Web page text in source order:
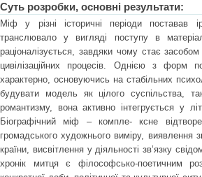
Суть розробки, основні результати:
Міф у різні історичні періоди поставав
транслювало у вигляді поступу в
раціоналізується, завдяки чому стає
цивілізаційних процесів. Однією з форм
характерно, основуючись на стабільних
будувати модель як цілого суспільства,
романтизму, вона активно інтегрується у
Біографічний міф – компле- ксне
громадського художнього виміру, виявлення
країни, висвітлення у діяльності зв’язку
хронік митця є філософсько-поетичним